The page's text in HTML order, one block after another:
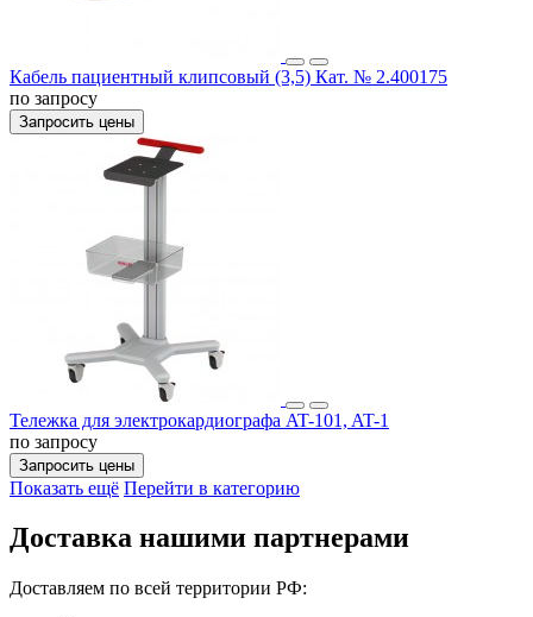
Кабель пациентный клипсовый (3,5) Кат. № 2.400175
по запросу
Запросить цены
Тележка для электрокардиографа AT-101, AT-1
по запросу
Запросить цены
Показать ещё Перейти в категорию
Доставка нашими партнерами
Доставляем по всей территории РФ: